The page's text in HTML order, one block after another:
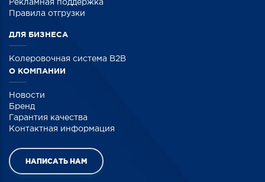
Рекламная поддержка
Правила отгрузки
ДЛЯ БИЗНЕСА
Колеровочная система B2B
О КОМПАНИИ
Новости
Бренд
Гарантия качества
Контактная информация
НАПИСАТЬ НАМ